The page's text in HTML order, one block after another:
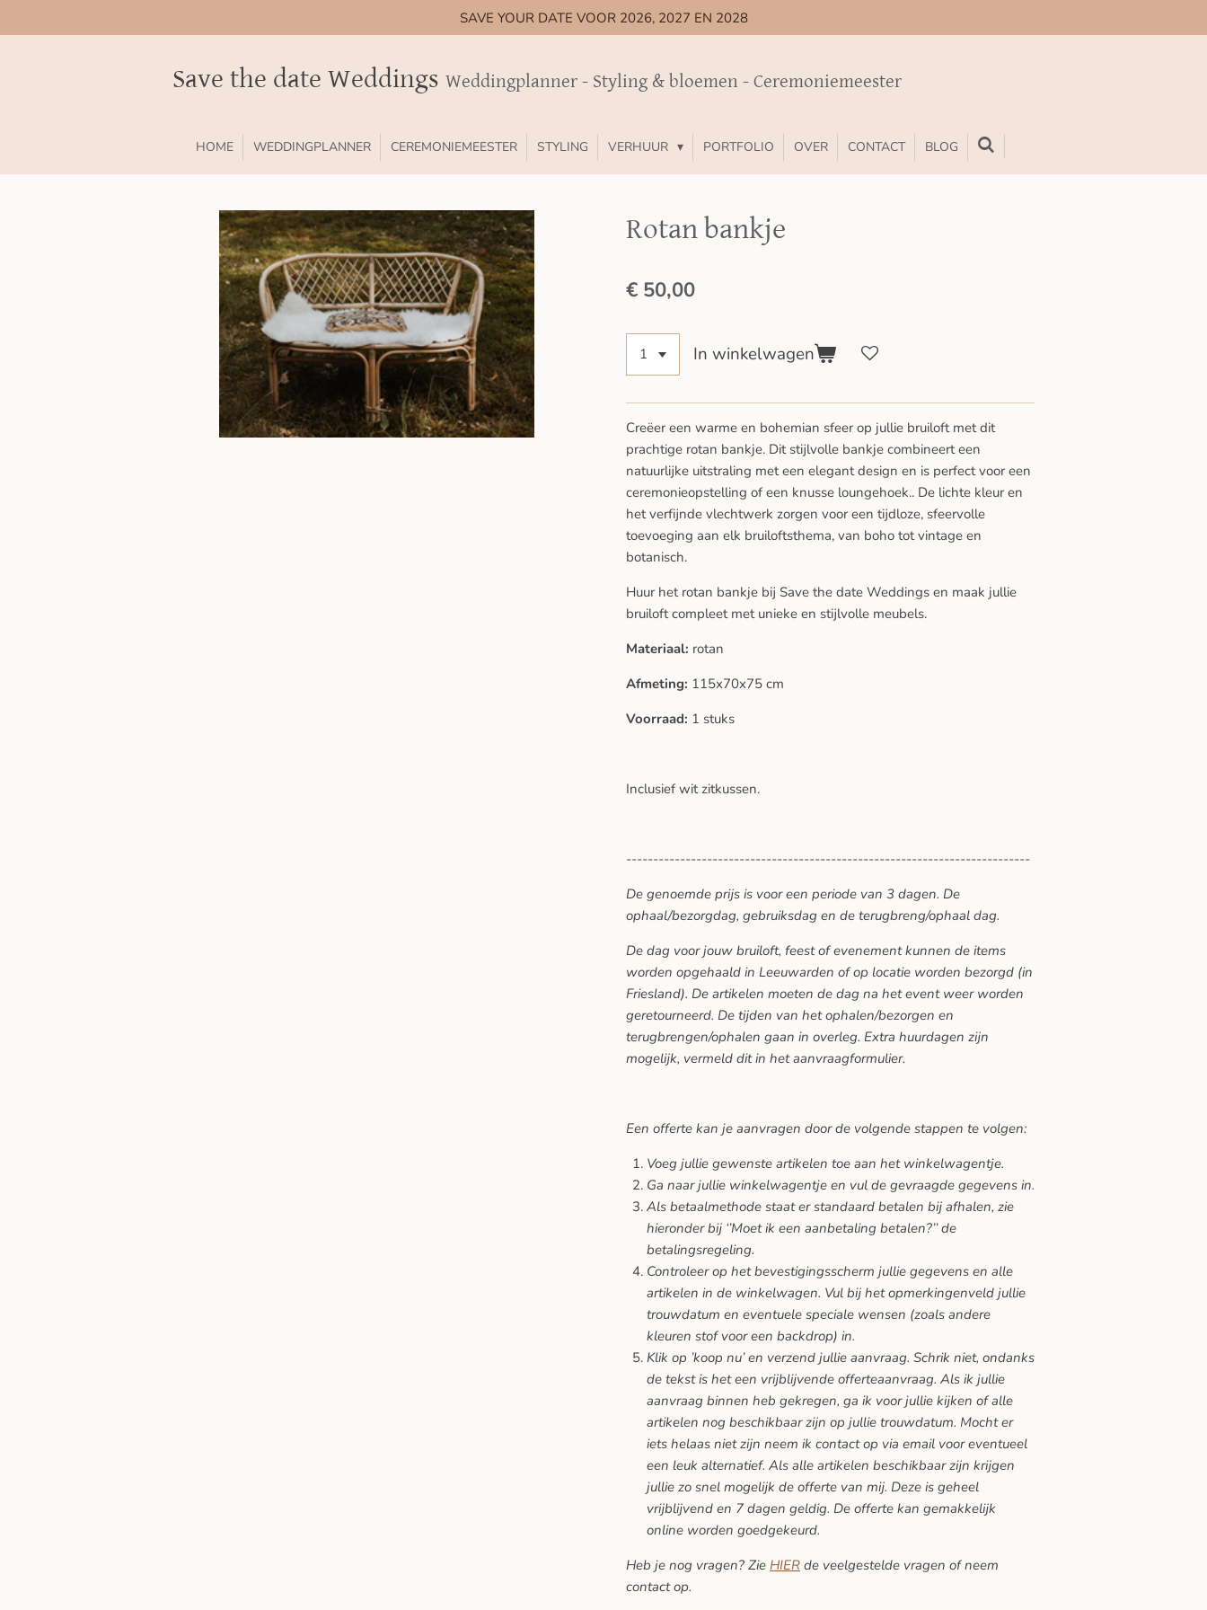
direct
SAVE YOUR DATE VOOR 2026, 2027 EN 2028
Save the date Weddings Weddingplanner - Styling & bloemen - Ceremoniemeester
HOME WEDDINGPLANNER CEREMONIEMEESTER STYLING VERHUUR PORTFOLIO OVER CONTACT BLOG
Rotan bankje
€ 50,00
In winkelwagen
Creëer een warme en bohemian sfeer op jullie bruiloft met dit
prachtige rotan bankje. Dit stijlvolle bankje combineert een
natuurlijke uitstraling met een elegant design en is perfect voor een
ceremonieopstelling of een knusse loungehoek.. De lichte kleur en
het verfijnde vlechtwerk zorgen voor een tijdloze, sfeervolle
toevoeging aan elk bruiloftsthema, van boho tot vintage en
botanisch.
Huur het rotan bankje bij Save the date Weddings en maak jullie
bruiloft compleet met unieke en stijlvolle meubels.
Materiaal: rotan
Afmeting: 115x70x75 cm
Voorraad: 1 stuks
Inclusief wit zitkussen.
---------------------------------------------------------------------------
De genoemde prijs is voor een periode van 3 dagen. De
ophaal/bezorgdag, gebruiksdag en de terugbreng/ophaal dag.
De dag voor jouw bruiloft, feest of evenement kunnen de items
worden opgehaald in Leeuwarden of op locatie worden bezorgd (in
Friesland). De artikelen moeten de dag na het event weer worden
geretourneerd. De tijden van het ophalen/bezorgen en
terugbrengen/ophalen gaan in overleg. Extra huurdagen zijn
mogelijk, vermeld dit in het aanvraagformulier.
Een offerte kan je aanvragen door de volgende stappen te volgen:
Voeg jullie gewenste artikelen toe aan het winkelwagentje.
Ga naar jullie winkelwagentje en vul de gevraagde gegevens in.
Als betaalmethode staat er standaard betalen bij afhalen, zie
hieronder bij ‘’Moet ik een aanbetaling betalen?’’ de
betalingsregeling.
Controleer op het bevestigingsscherm jullie gegevens en alle
artikelen in de winkelwagen. Vul bij het opmerkingenveld jullie
trouwdatum en eventuele speciale wensen (zoals andere
kleuren stof voor een backdrop) in.
Klik op ’koop nu’ en verzend jullie aanvraag. Schrik niet, ondanks
de tekst is het een vrijblijvende offerteaanvraag. Als ik jullie
aanvraag binnen heb gekregen, ga ik voor jullie kijken of alle
artikelen nog beschikbaar zijn op jullie trouwdatum. Mocht er
iets helaas niet zijn neem ik contact op via email voor eventueel
een leuk alternatief. Als alle artikelen beschikbaar zijn krijgen
jullie zo snel mogelijk de offerte van mij. Deze is geheel
vrijblijvend en 7 dagen geldig. De offerte kan gemakkelijk
online worden goedgekeurd.
Heb je nog vragen? Zie HIER de veelgestelde vragen of neem
contact op.